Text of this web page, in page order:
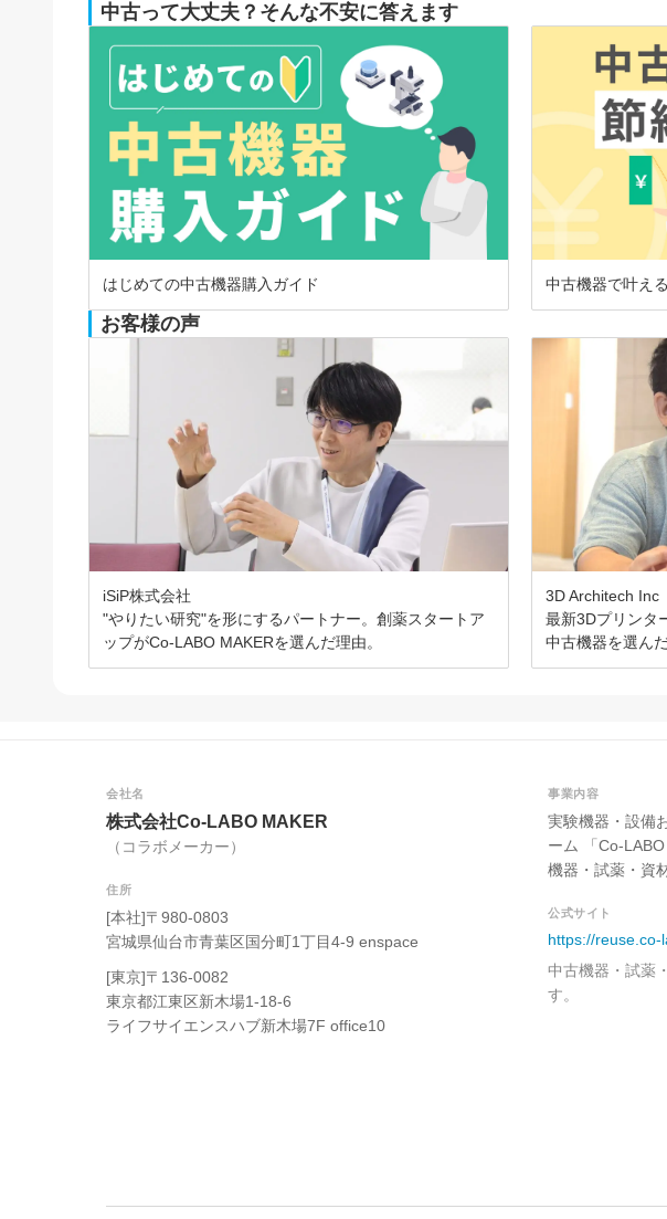
中古って大丈夫？そんな不安に答えます
はじめての中古機器購入ガイド 中古機器で叶え
お客様の声
iSiP株式会社
"やりたい研究"を形にするパートナー。創薬スタートア
ップがCo-LABO MAKERを選んだ理由。
3D Architech Inc
最新3Dプリンタ
中古機器を選ん
会社名
株式会社Co-LABO MAKER
（コラボメーカー）
住所
[本社]〒980-0803
宮城県仙台市青葉区国分町1丁目4-9 enspace
[東京]〒136-0082
東京都江東区新木場1-18-6
ライフサイエンスハブ新木場7F office10
事業内容
実験機器・設備
ーム 「Co-
機器・試薬・資
公式サイト
https://reuse.co-
中古機器・試薬
す。